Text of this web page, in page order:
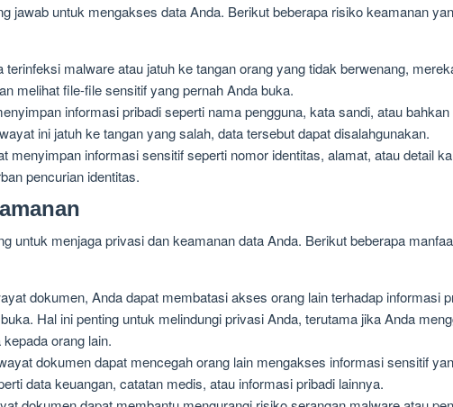
jawab untuk mengakses data Anda. Berikut beberapa risiko keamanan
terinfeksi malware atau jatuh ke tangan orang yang tidak berwenang,
melihat file-file sensitif yang pernah Anda buka.
informasi pribadi seperti nama pengguna, kata sandi, atau
ini jatuh ke tangan yang salah, data tersebut dapat disalahgunakan.
menyimpan informasi sensitif seperti nomor identitas, alamat, atau detail
pencurian identitas.
untuk menjaga privasi dan keamanan data Anda. Berikut beberapa
dokumen, Anda dapat membatasi akses orang lain terhadap informasi
Hal ini penting untuk melindungi privasi Anda, terutama jika Anda
orang lain.
dokumen dapat mencegah orang lain mengakses informasi sensitif
data keuangan, catatan medis, atau informasi pribadi lainnya.